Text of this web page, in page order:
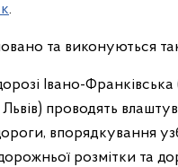
.
та виконуються
Івано-
проводять
впорядкування
розмітки та